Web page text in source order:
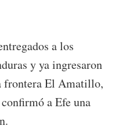
a los
y ya ingresaron
frontera El Amatillo,
a Efe una